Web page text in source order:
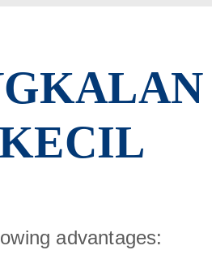
advantages: